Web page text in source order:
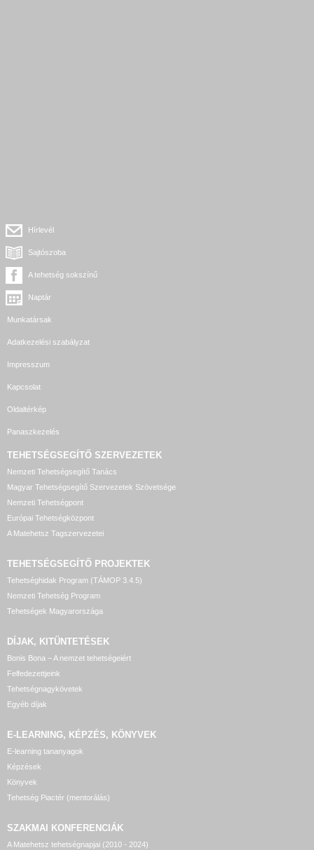
Hírlevél
Sajtószoba
A tehetség sokszínű
Naptár
Munkatársak
Adatkezelési szabályzat
Impresszum
Kapcsolat
Oldaltérkép
Panaszkezelés
TEHETSÉGSEGÍTŐ SZERVEZETEK
Nemzeti Tehetségsegítő Tanács
Magyar Tehetségsegítő Szervezetek Szövetsége
Nemzeti Tehetségpont
Európai Tehetségközpont
A Matehetsz Tagszervezetei
TEHETSÉGSEGÍTŐ PROJEKTEK
Tehetséghidak Program (TÁMOP 3.4.5)
Nemzeti Tehetség Program
Tehetségek Magyarországa
DÍJAK, KITÜNTETÉSEK
Bonis Bona – A nemzet tehetségeiért
Felfedezettjeink
Tehetségnagykövetek
Egyéb díjak
E-LEARNING, KÉPZÉS, KÖNYVEK
E-learning tananyagok
Képzések
Könyvek
Tehetség Piactér (mentorálás)
SZAKMAI KONFERENCIÁK
A Matehetsz tehetségnapjai (2010 - 2024)